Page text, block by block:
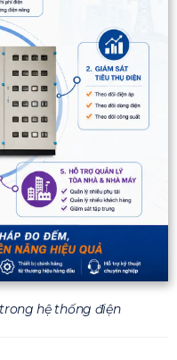
hệ thống điện